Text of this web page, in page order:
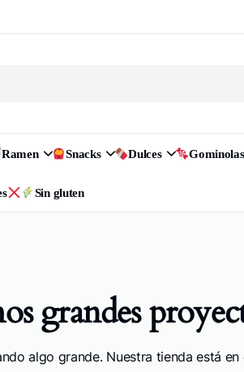
Ramen Snacks Dulces Gominolas
Sin gluten
grandes
algo grande. Nuestra tienda está